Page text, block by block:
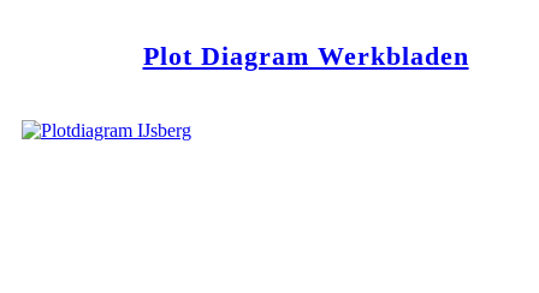
Plot Diagram Werkbladen